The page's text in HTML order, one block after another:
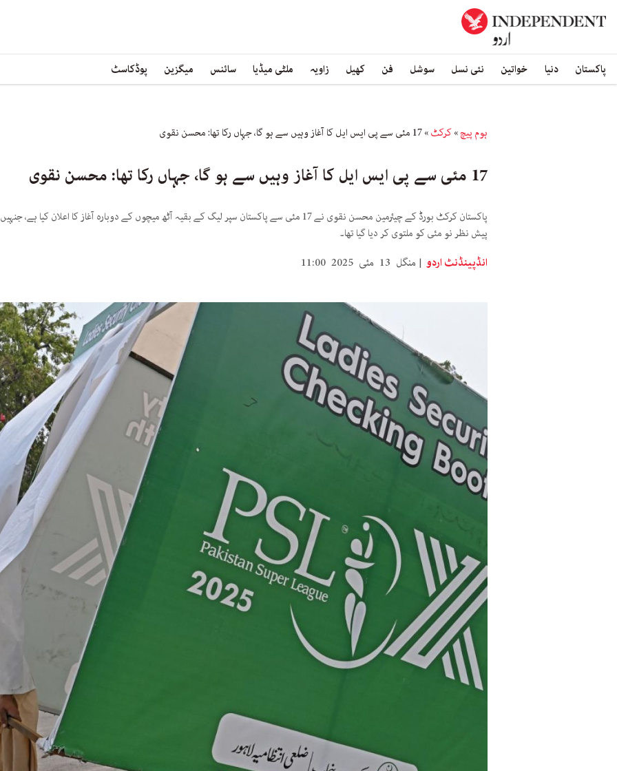
پاکستان دنیا خواتین نئی نسل سوشل فن کھیل زاویہ ملٹی میڈیا سائنس میگزین پوڈکاسٹ
ہوم پیچ»کرکٹ»17 مئی سے پی ایس ایل کا آغاز وہیں سے ہو گا، جہاں رکا تھا: محسن نقوی
17 مئی سے پی ایس ایل کا آغاز وہیں سے ہو گا، جہاں رکا تھا: محسن نقوی
پاکستان کرکٹ بورڈ کے چیئرمین محسن نقوی نے 17 مئی سے پاکستان سپر لیگ کے بقیہ آٹھ میچوں کے دوبارہ آغاز
پیش نظر نو مئی کو ملتوی کر دیا گیا تھا۔
انڈپینڈنٹ اردو منگل 13 مئی 2025 11:00